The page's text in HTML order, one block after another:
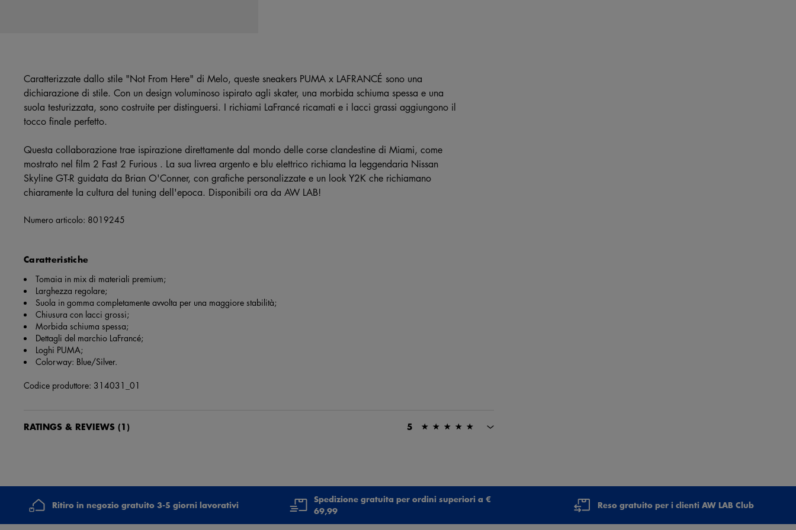
Caratterizzate dallo stile "Not From Here" di Melo, queste sneakers PUMA x LAFRANCÉ sono una
dichiarazione di stile. Con un design voluminoso ispirato agli skater, una morbida schiuma spessa e una
suola testurizzata, sono costruite per distinguersi. I richiami LaFrancé ricamati e i lacci grassi aggiungono il
tocco finale perfetto.
Questa collaborazione trae ispirazione direttamente dal mondo delle corse clandestine di Miami, come
mostrato nel film 2 Fast 2 Furious . La sua livrea argento e blu elettrico richiama la leggendaria Nissan
Skyline GT-R guidata da Brian O'Conner, con grafiche personalizzate e un look Y2K che richiamano
chiaramente la cultura del tuning dell'epoca. Disponibili ora da AW LAB!
Numero articolo: 8019245
Caratteristiche
Tomaia in mix di materiali premium;
Larghezza regolare;
Suola in gomma completamente avvolta per una maggiore stabilità;
Chiusura con lacci grossi;
Morbida schiuma spessa;
Dettagli del marchio LaFrancé;
Loghi PUMA;
Colorway: Blue/Silver.
Codice produttore: 314031_01
RATINGS & REVIEWS (1) 5
Perfetto , veloci e molto semplice comprare sul sito.
Ritiro in negozio gratuito 3-5 giorni lavorativi
Spedizione gratuita per ordini superiori a €
69,99
Reso gratuito per i clienti AW LAB Club